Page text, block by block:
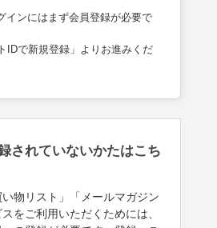
インにはまず会員登録が必要で
IDで新規登録」よりお進みくだ
されていないかたはこち
い物リスト」「メールマガジン
をご利用いただくためには、